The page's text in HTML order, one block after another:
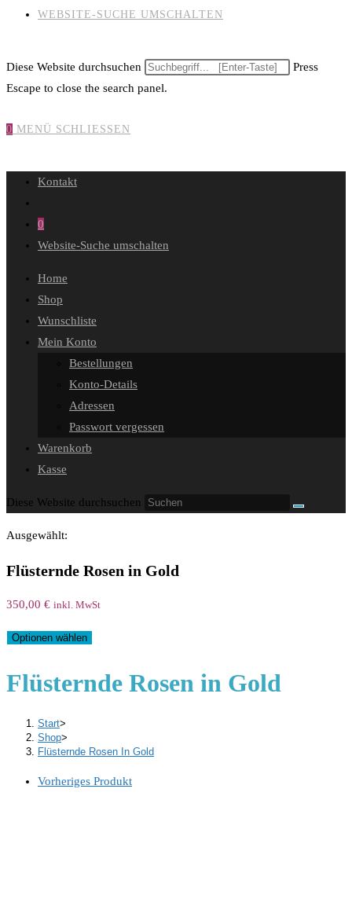
WEBSITE-SUCHE UMSCHALTEN
Diese Website durchsuchen
Press
Escape to close the search panel.
0 MENÜ SCHLIESSEN
Kontakt
0
Website-Suche umschalten
Home
Shop
Wunschliste
Mein Konto
Bestellungen
Konto-Details
Adressen
Passwort vergessen
Warenkorb
Kasse
Diese Website durchsuchen
Ausgewählt:
Flüsternde Rosen in Gold
350,00 € inkl. MwSt
Optionen wählen
Flüsternde Rosen in Gold
Start>
Shop>
Flüsternde Rosen In Gold
Vorheriges Produkt